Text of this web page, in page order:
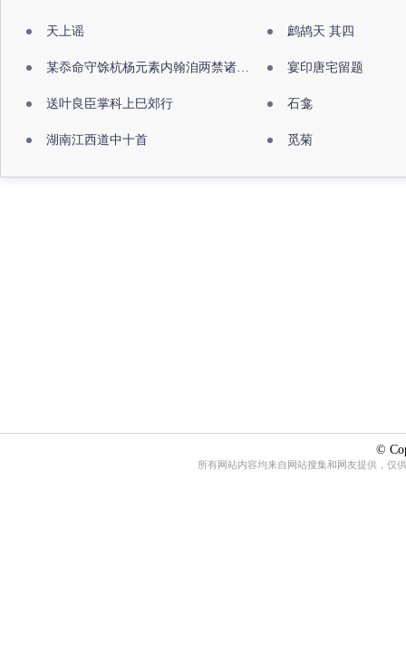
天上谣 鹧鸪天 其四
某忝命守馀杭杨元素内翰洎两禁诸公出祖佛寺 宴印唐宅留题
送叶良臣掌科上巳郊行 石龛
湖南江西道中十首 觅菊
©
所有网站内容均来自网站搜集和网友提供，仅